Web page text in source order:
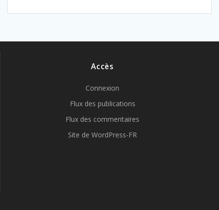
Accès
Connexion
Flux des publications
Flux des commentaires
Site de WordPress-FR